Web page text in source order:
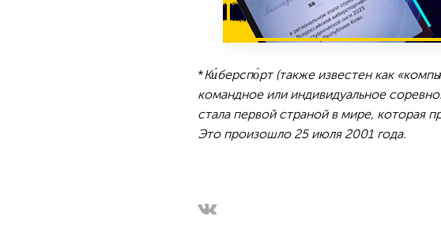
*Ки́берспо́рт (также известен как
командное или индивидуальное
стала первой страной в мире, которая
Это произошло 25 июля 2001 года.